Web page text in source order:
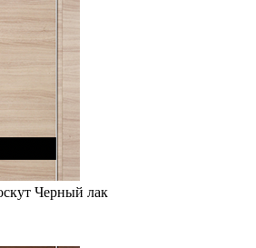
Черный лак